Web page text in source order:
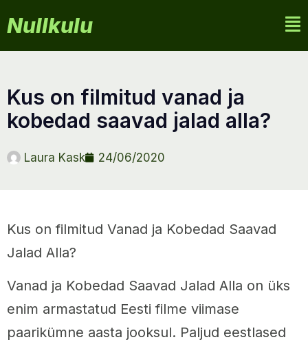
Nullkulu
kus on filmitud vanad ja
kobedad saavad jalad alla?
Laura Kask 24/06/2020
Kus on filmitud Vanad ja Kobedad Saavad
Jalad Alla?
Vanad ja Kobedad Saavad Jalad Alla on üks
enim armastatud Eesti filme viimase
paarikümne aasta jooksul. Paljud eestlased